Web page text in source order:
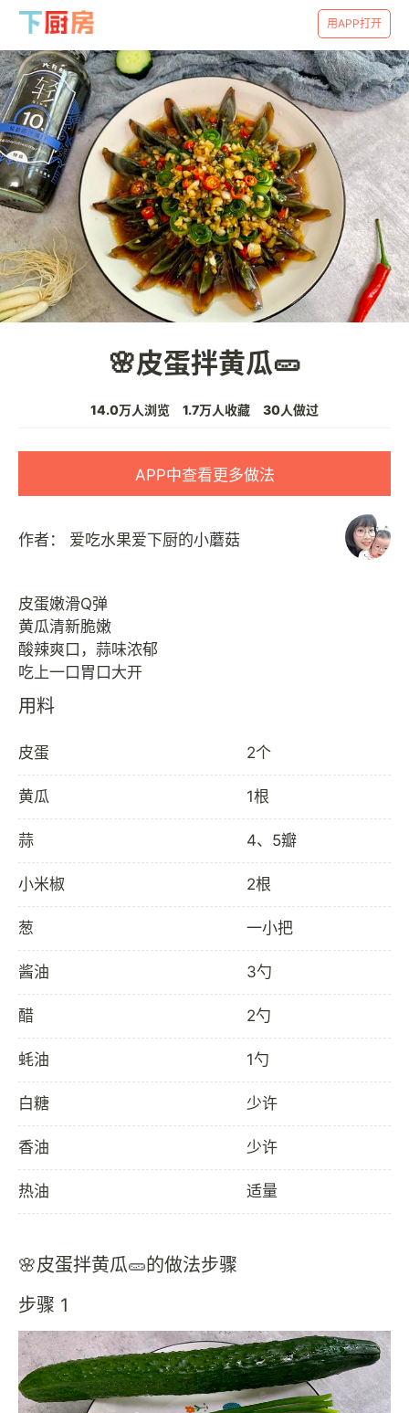
用APP打开
🌸皮蛋拌黄瓜🥒
14.0万人浏览 1.7万人收藏 30人做过
APP中查看更多做法
作者： 爱吃水果爱下厨的小蘑菇
皮蛋嫩滑Q弹
黄瓜清新脆嫩
酸辣爽口，蒜味浓郁
用料
皮蛋 2个
黄瓜 1根
蒜 4、5瓣
小米椒 2根
葱 一小把
酱油 3勺
醋 2勺
蚝油 1勺
白糖 少许
香油 少许
热油 适量
🌸皮蛋拌黄瓜🥒的做法步骤
步骤 1